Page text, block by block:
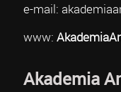
e-mail:
www:
Akademia